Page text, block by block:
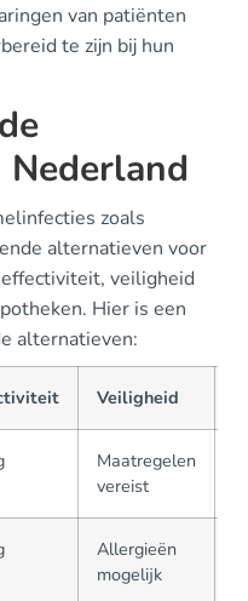
van patiënten
te zijn bij hun
zoals
alternatieven voor
veiligheid
Hier is een
alternatieven:
Veiligheid
Maatregelen
vereist
Allergieën
mogelijk